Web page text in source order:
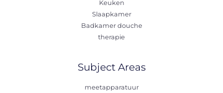
Keuken
Slaapkamer
Badkamer douche
therapie
Subject Areas
meetapparatuur